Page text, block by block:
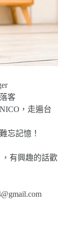
客
，走遍台
忘記憶！
有興趣的話歡